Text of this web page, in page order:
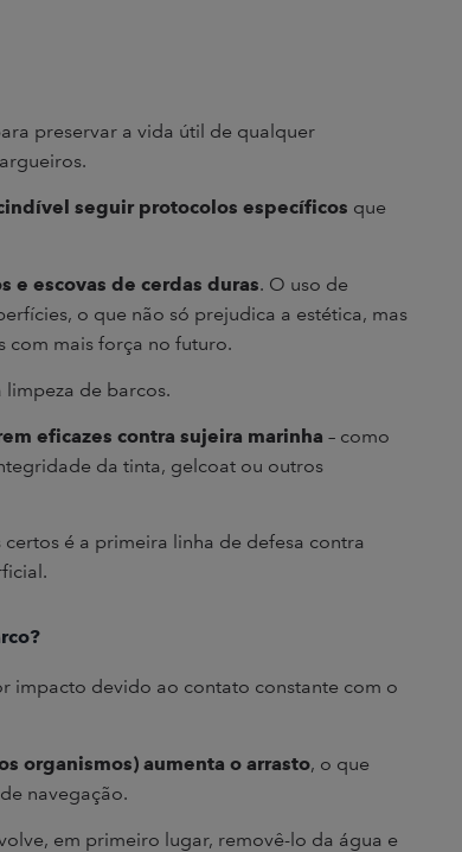
preservar a vida útil de qualquer
seguir protocolos específicos que
e escovas de cerdas duras. O uso de
o que não só prejudica a estética, mas
com mais força no futuro.
de barcos.
eficazes contra sujeira marinha – como
da tinta, gelcoat ou outros
é a primeira linha de defesa contra
impacto devido ao contato constante com o
organismos) aumenta o arrasto, o que
navegação.
em primeiro lugar, removê-lo da água e